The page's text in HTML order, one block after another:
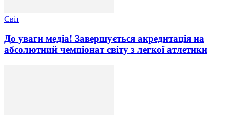
Світ
До уваги медіа! Завершується акредитація на
абсолютний чемпіонат світу з легкої атлетики